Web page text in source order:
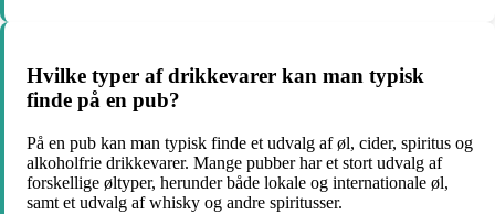
Hvilke typer af drikkevarer kan man typisk
finde på en pub?
På en pub kan man typisk finde et udvalg af øl, cider, spiritus og
alkoholfrie drikkevarer. Mange pubber har et stort udvalg af
forskellige øltyper, herunder både lokale og internationale øl,
samt et udvalg af whisky og andre spiritusser.